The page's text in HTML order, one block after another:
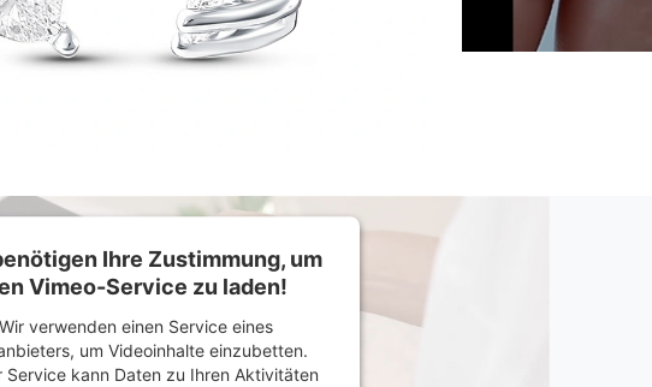
Ihre Zustimmung, um
Vimeo-Service zu laden!
Wir verwenden einen Service eines
um Videoinhalte einzubetten.
Service kann Daten zu Ihren Aktivitäten